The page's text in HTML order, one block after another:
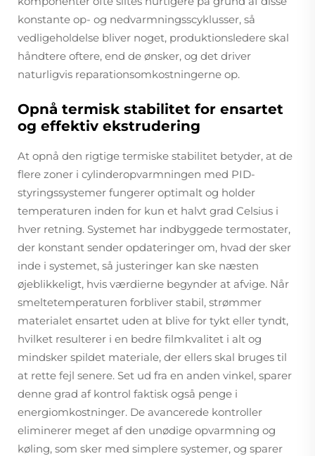
konstante op- og nedvarmningsscyklusser, så
vedligeholdelse bliver noget, produktionsledere skal
håndtere oftere, end de ønsker, og det driver
naturligvis reparationsomkostningerne op.
Opnå termisk stabilitet for ensartet
og effektiv ekstrudering
At opnå den rigtige termiske stabilitet betyder, at de
flere zoner i cylinderopvarmningen med PID-
styringssystemer fungerer optimalt og holder
temperaturen inden for kun et halvt grad Celsius i
hver retning. Systemet har indbyggede termostater,
der konstant sender opdateringer om, hvad der sker
inde i systemet, så justeringer kan ske næsten
øjeblikkeligt, hvis værdierne begynder at afvige. Når
smeltetemperaturen forbliver stabil, strømmer
materialet ensartet uden at blive for tykt eller tyndt,
hvilket resulterer i en bedre filmkvalitet i alt og
mindsker spildet materiale, der ellers skal bruges til
at rette fejl senere. Set ud fra en anden vinkel, sparer
denne grad af kontrol faktisk også penge i
energiomkostninger. De avancerede kontroller
eliminerer meget af den unødige opvarmning og
køling, som sker med simplere systemer, og sparer